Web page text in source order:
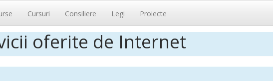
Cursuri Consiliere Legi Proiecte
oferite de Internet